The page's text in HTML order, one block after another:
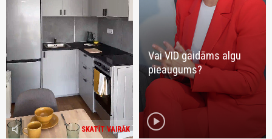
SKATĪT VAIRĀK
volume_mute
Vai VID gaidāms algu
pieaugums?
play_circle